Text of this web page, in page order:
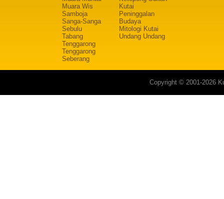
Muara Wis
Samboja
Sanga-Sanga
Sebulu
Tabang
Tenggarong
Tenggarong
Seberang
Kutai
Peninggalan
Budaya
Mitologi Kutai
Undang Undang
Copyright © 2001-2026